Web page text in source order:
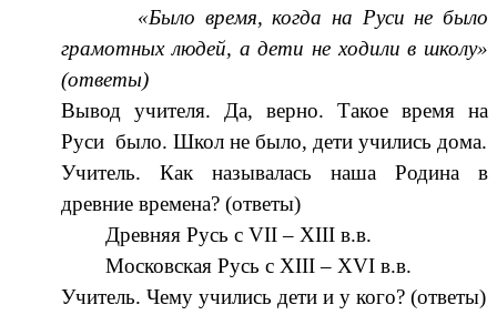
«Было время, когда на Руси не было
грамотных людей, а дети не ходили в школу»
(ответы)
Вывод учителя. Да, верно. Такое время на
Руси было. Школ не было, дети учились дома.
Учитель. Как называлась наша Родина в
древние времена? (ответы)
Древняя Русь с VII – XIII в.в.
Московская Русь с XIII – XVI в.в.
Учитель. Чему учились дети и у кого? (ответы)